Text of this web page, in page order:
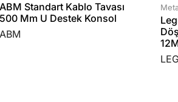
ABM Standart Kablo Tavası
500 Mm U Destek Konsol
ABM